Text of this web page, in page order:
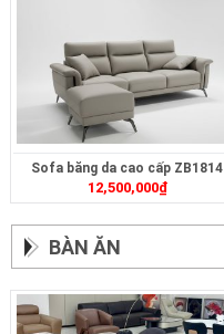
Sofa băng da cao cấp ZB1814
12,500,000₫
BÀN ĂN